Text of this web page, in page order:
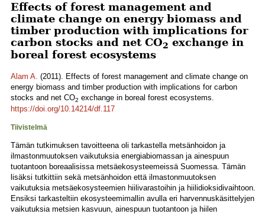
Effects of forest management and
climate change on energy biomass and
timber production with implications for
carbon stocks and net CO2 exchange in
boreal forest ecosystems
Alam A. (2011). Effects of forest management and climate change on
energy biomass and timber production with implications for carbon
stocks and net CO2 exchange in boreal forest ecosystems.
https://doi.org/10.14214/df.117
Tiivistelmä
Tämän tutkimuksen tavoitteena oli tarkastella metsänhoidon ja
ilmastonmuutoksen vaikutuksia energiabiomassan ja ainespuun
tuotantoon boreaalisissa metsäekosysteemeissä Suomessa. Tämän
lisäksi tutkittiin sekä metsänhoidon että ilmastonmuutoksen
vaikutuksia metsäekosysteemien hiilivarastoihin ja hiilidioksidivaihtoon.
Ensiksi tarkasteltiin ekosysteemimallin avulla eri harvennuskäsittelyjen
vaikutuksia metsien kasvuun, ainespuun tuotantoon ja hiilen